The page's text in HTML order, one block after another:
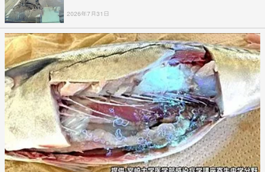
2026年7月31日